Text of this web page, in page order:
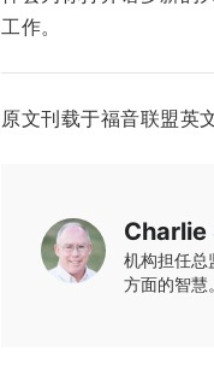
工作。
原文刊载于福音联盟英
Charlie
机构担任总
方面的智慧。